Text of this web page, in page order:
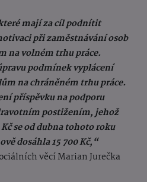
mají za cíl podnítit
při zaměstnávání osob
na volném trhu práce.
podmínek vyplácení
na chráněném trhu práce.
příspěvku na podporu
postižením, jehož
se od dubna tohoto roku
dosáhla 15 700 Kč,“
věcí Marian Jurečka